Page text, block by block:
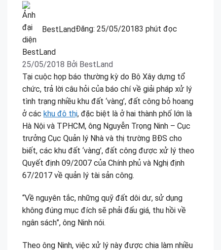
BestLandĐăng: 25/05/20183 phút đọc
25/05/2018 Bởi BestLand
Tại cuộc họp báo thường kỳ do Bộ Xây dựng tổ
chức, trả lời câu hỏi của báo chí về giải pháp xử lý
tình trạng nhiều khu đất ‘vàng’, đất công bỏ hoang
ở các khu đô thị, đặc biệt là ở hai thành phố lớn là
Hà Nội và TPHCM, ông Nguyễn Trọng Ninh – Cục
trưởng Cục Quản lý Nhà và thị trường BĐS cho
biết, các khu đất ‘vàng’, đất công được xử lý theo
Quyết định 09/2007 của Chính phủ và Nghị định
67/2017 về quản lý tài sản công.
“Về nguyên tắc, những quỹ đất dôi dư, sử dụng
không đúng mục đích sẽ phải đấu giá, thu hồi về
ngân sách”, ông Ninh nói.
Theo ông Ninh, việc xử lý này được chia làm nhiều